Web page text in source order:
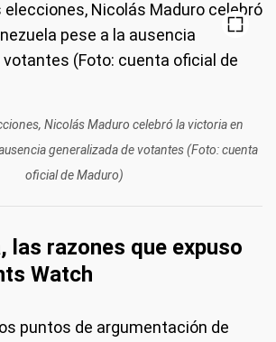
Nicolás Maduro celebró la victoria en
generalizada de votantes (Foto: cuenta
oficial de Maduro)
las razones que expuso
Watch
puntos de argumentación de